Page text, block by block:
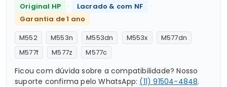
Original HP · Lacrado & com NF ·
Garantia de 1 ano
M552
M553n M553dn M553x
M577dn
M577f
M577z M577c
Ficou com dúvida sobre a compatibilidade? Nosso
suporte confirma pelo WhatsApp: (11) 91504-4848.